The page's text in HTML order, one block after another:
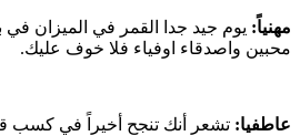
مهنياً: يوم جيد جدا القمر في الميزان
محبين واصدقاء اوفياء فلا خوف عليك.
عاطفيا: تشعر أنك تنجح أخيراً في كسب